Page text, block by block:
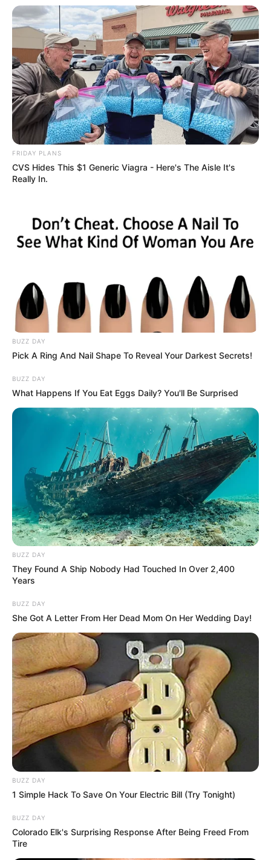
FRIDAY PLANS
CVS Hides This $1 Generic Viagra - Here's The Aisle It's
Really In.
BUZZ DAY
Pick A Ring And Nail Shape To Reveal Your Darkest Secrets!
BUZZ DAY
What Happens If You Eat Eggs Daily? You'll Be Surprised
BUZZ DAY
They Found A Ship Nobody Had Touched In Over 2,400
Years
BUZZ DAY
She Got A Letter From Her Dead Mom On Her Wedding Day!
BUZZ DAY
1 Simple Hack To Save On Your Electric Bill (Try Tonight)
BUZZ DAY
Colorado Elk's Surprising Response After Being Freed From
Tire